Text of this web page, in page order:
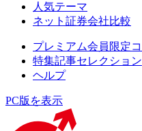
人気テーマ
ネット証券会社比較
プレミアム会員限定
特集記事セレクション
ヘルプ
PC版を表示